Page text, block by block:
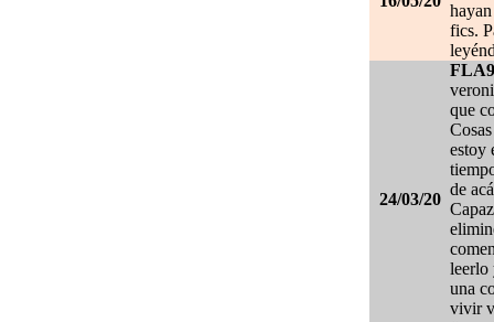
fics.
24/03/20
que
estoy
de
leerlo
una
vivir